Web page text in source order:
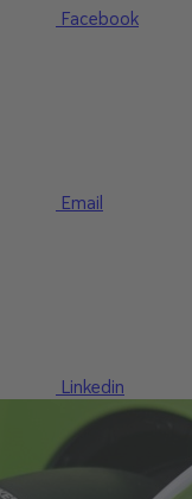
Facebook
Email
Linkedin